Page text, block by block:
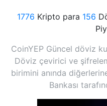
1776 Kripto para 156
CoinYEP Güncel döviz
Döviz çevirici ve
birimini anında
Bankası